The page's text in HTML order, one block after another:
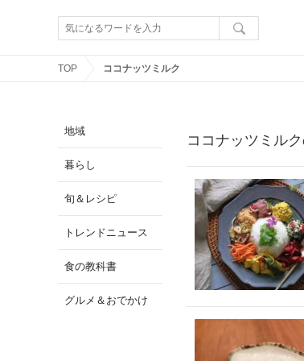
TOP ココナッツミルク
地域
暮らし
旬＆レシピ
トレンドニュース
食の教科書
グルメ＆おでかけ
ココナッツミル